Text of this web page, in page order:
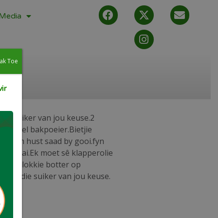
of suiker van jou keuse.2
Tel bakpoeier.Bietjie
hust saad by gooi.fyn
braai.Ek moet sê klapperolie
‘n blokkie botter op
met die suiker van jou keuse.
Toe